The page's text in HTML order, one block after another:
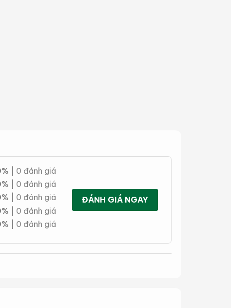
| 0 đánh giá
| 0 đánh giá
| 0 đánh giá
| 0 đánh giá
| 0 đánh giá
ĐÁNH GIÁ NGAY